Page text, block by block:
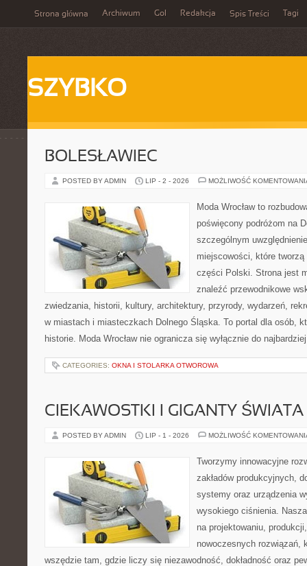
Strona główna Archiwum Gol Redakcja Spis Treści Tagi
SZYBKO
BOLESŁAWIEC
POSTED BY ADMIN LIP - 2 - 2026 MOŻLIWOŚĆ
Moda Wrocław to
poświęcony podróżom na
szczególnym
miejscowości, które
części Polski. Strona jest
znaleźć przewodnikowe
zwiedzania, historii, kultury, architektury, przyrody, wydarzeń,
w miastach i miasteczkach Dolnego Śląska. To portal dla osób,
historie. Moda Wrocław nie ogranicza się wyłącznie do
CATEGORIES: OKNA I STOLARKA OTWOROWA
CIEKAWOSTKI I GIGANTY ŚWIATA
POSTED BY ADMIN LIP - 1 - 2026 MOŻLIWOŚĆ
Tworzymy innowacyjne
zakładów produkcyjnych,
systemy oraz urządzenia
wysokiego ciśnienia.
na projektowaniu,
nowoczesnych rozwiązań,
wszędzie tam, gdzie liczy się niezawodność, dokładność oraz